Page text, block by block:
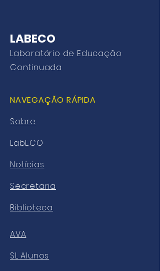
LABECO
Laboratório de Educação
Continuada
NAVEGAÇÃO RÁPIDA
Sobre
LabECO
Notícias
Secretaria
Biblioteca
AVA
SL Alunos